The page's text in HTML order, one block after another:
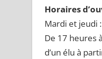
Horaires
Mardi et jeudi :
De 17 heures
d’un élu à